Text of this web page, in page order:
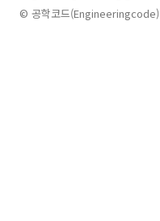
© 공학코드(Engineeringcode)